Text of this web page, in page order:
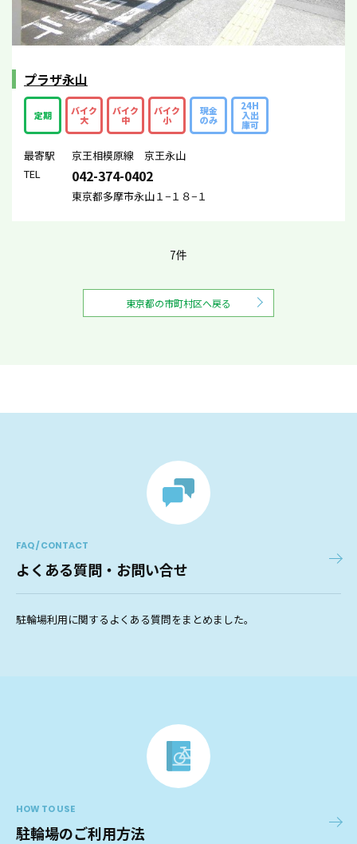
プラザ永山
定期 バイク
大
バイク
中
バイク
小
現金
のみ
24H
入出
庫可
最寄駅
京王相模原線 京王永山
TEL
042-374-0402
東京都多摩市永山１−１８−１
7件
東京都の市町村区へ戻る
FAQ / CONTACT
よくある質問・お問い合せ
駐輪場利用に関するよくある質問をまとめました。
HOW TO USE
駐輪場のご利用方法